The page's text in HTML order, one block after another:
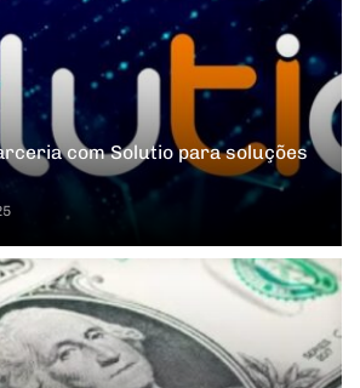
com Solutio para soluções